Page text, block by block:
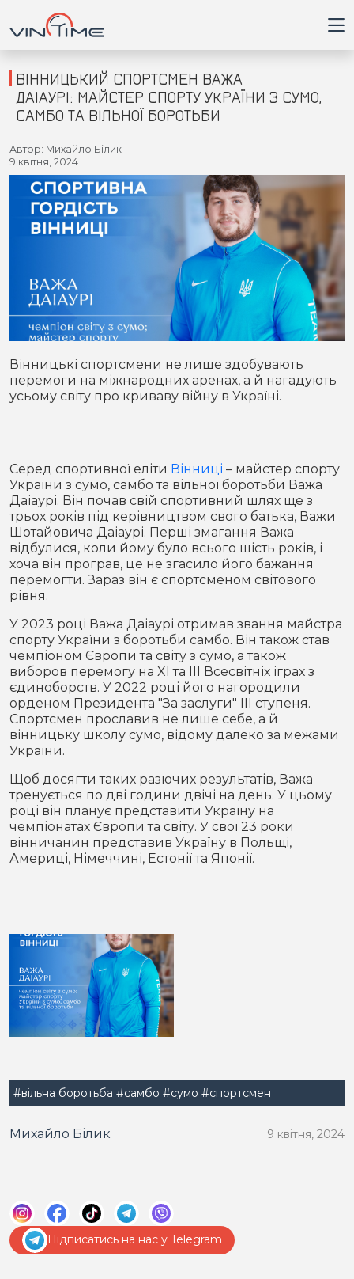
Головна
Війна
Новини
Здоров'я
Приватна думка
В кулуарах
Місто
Життя
Конфлікти
Партнери
Спорт
Спорт
Футбол
Контакти
Підписатись на нас у Telegram
ВІННИЦЬКИЙ СПОРТСМЕН ВАЖА
ДАІАУРІ: МАЙСТЕР СПОРТУ УКРАЇНИ З СУМО,
САМБО ТА ВІЛЬНОЇ БОРОТЬБИ
Автор: Михайло Білик
9 квітня, 2024
Вінницькі спортсмени не лише здобувають
перемоги на міжнародних аренах, а й нагадують
усьому світу про криваву війну в Україні.
Серед спортивної еліти Вінниці – майстер спорту
України з сумо, самбо та вільної боротьби Важа
Даіаурі. Він почав свій спортивний шлях ще з
трьох років під керівництвом свого батька, Важи
Шотайовича Даіаурі. Перші змагання Важа
відбулися, коли йому було всього шість років, і
хоча він програв, це не згасило його бажання
перемогти. Зараз він є спортсменом світового
рівня.
У 2023 році Важа Даіаурі отримав звання майстра
спорту України з боротьби самбо. Він також став
чемпіоном Європи та світу з сумо, а також
виборов перемогу на XI та III Всесвітніх іграх з
єдиноборств. У 2022 році його нагородили
орденом Президента "За заслуги" III ступеня.
Спортсмен прославив не лише себе, а й
вінницьку школу сумо, відому далеко за межами
України.
Щоб досягти таких разючих результатів, Важа
тренується по дві години двічі на день. У цьому
році він планує представити Україну на
чемпіонатах Європи та світу. У свої 23 роки
вінничанин представив Україну в Польщі,
Америці, Німеччині, Естонії та Японії.
#вільна боротьба #самбо #сумо #спортсмен
Михайло Білик 9 квітня, 2024
Підписатись на нас у Telegram